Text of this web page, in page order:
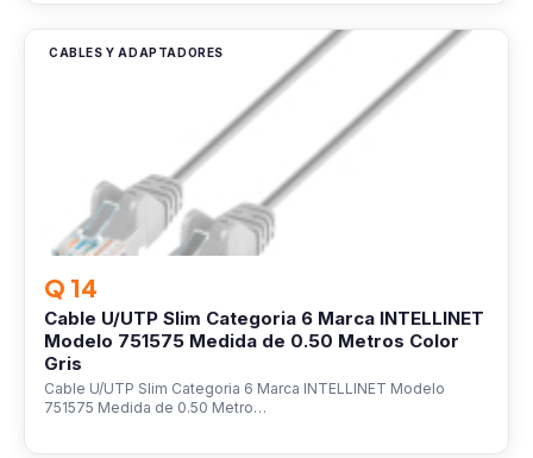
CABLES Y ADAPTADORES
Q 14
Cable U/UTP Slim Categoria 6 Marca INTELLINET
Modelo 751575 Medida de 0.50 Metros Color
Gris
Cable U/UTP Slim Categoria 6 Marca INTELLINET Modelo
751575 Medida de 0.50 Metro…